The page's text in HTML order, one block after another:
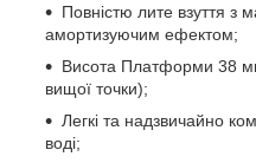
Повністю лите взуття з
амортизуючим ефектом;
Висота Платформи 38
вищої точки);
Легкі та надзвичайно
воді;